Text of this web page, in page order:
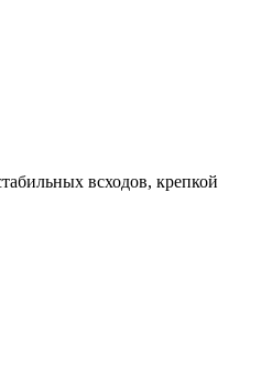
всходов, крепкой